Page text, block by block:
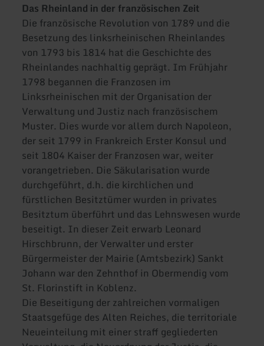
Das Rheinland in der französischen Zeit
Die französische Revolution von 1789 und die
Besetzung des linksrheinischen Rheinlandes
von 1793 bis 1814 hat die Geschichte des
Rheinlandes nachhaltig geprägt. Im Frühjahr
1798 begannen die Franzosen im
Linksrheinischen mit der Organisation der
Verwaltung und Justiz nach französischem
Muster. Dies wurde vor allem durch Napoleon,
der seit 1799 in Frankreich Erster Konsul und
seit 1804 Kaiser der Franzosen war, weiter
vorangetrieben. Die Säkularisation wurde
durchgeführt, d.h. die kirchlichen und
fürstlichen Besitztümer wurden in privates
Besitztum überführt und das Lehnswesen wurde
beseitigt. In dieser Zeit erwarb Leonard
Hirschbrunn, der Verwalter und erster
Bürgermeister der Mairie (Amtsbezirk) Sankt
Johann war den Zehnthof in Obermendig vom
St. Florinstift in Koblenz.
Die Beseitigung der zahlreichen vormaligen
Staatsgefüge des Alten Reiches, die territoriale
Neueinteilung mit einer straff gegliederten